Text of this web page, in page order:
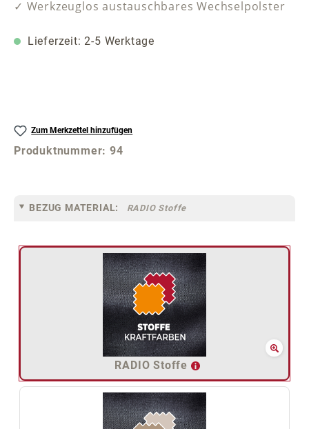
✓ Werkzeuglos austauschbares Wechselpolster
Lieferzeit: 2-5 Werktage
Zum Merkzettel hinzufügen
Produktnummer:94
BEZUG MATERIAL: RADIO Stoffe
RADIO Stoffe